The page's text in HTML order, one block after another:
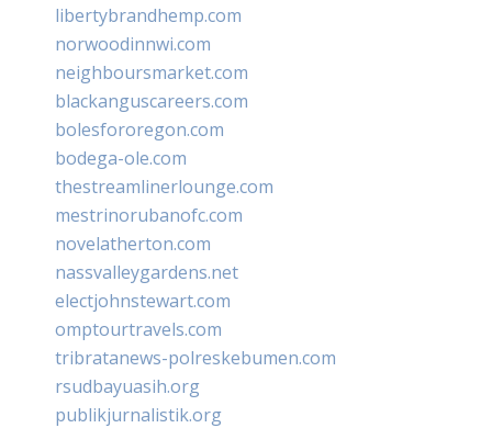
libertybrandhemp.com
norwoodinnwi.com
neighboursmarket.com
blackanguscareers.com
bolesfororegon.com
bodega-ole.com
thestreamlinerlounge.com
mestrinorubanofc.com
novelatherton.com
nassvalleygardens.net
electjohnstewart.com
omptourtravels.com
tribratanews-polreskebumen.com
rsudbayuasih.org
publikjurnalistik.org